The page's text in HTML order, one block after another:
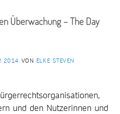
Überwachung – The Day
2014 VON ELKE STEVEN
und den Nutzerinnen und